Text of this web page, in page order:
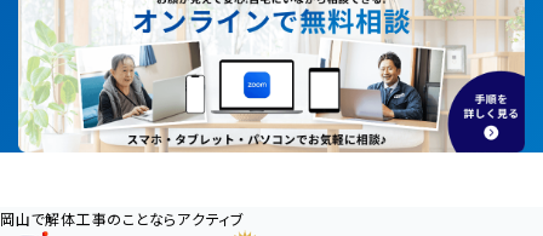
岡山で解体工事のことならアクティブ